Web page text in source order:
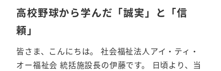
高校野球から学んだ「誠実」と「信
頼」
皆さま、こんにちは。 社会福祉法人アイ・ティ・
オー福祉会 統括施設長の伊藤です。 日頃より、当